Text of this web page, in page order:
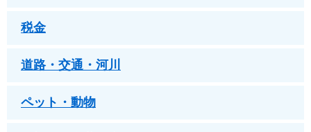
税金
道路・交通・河川
ペット・動物